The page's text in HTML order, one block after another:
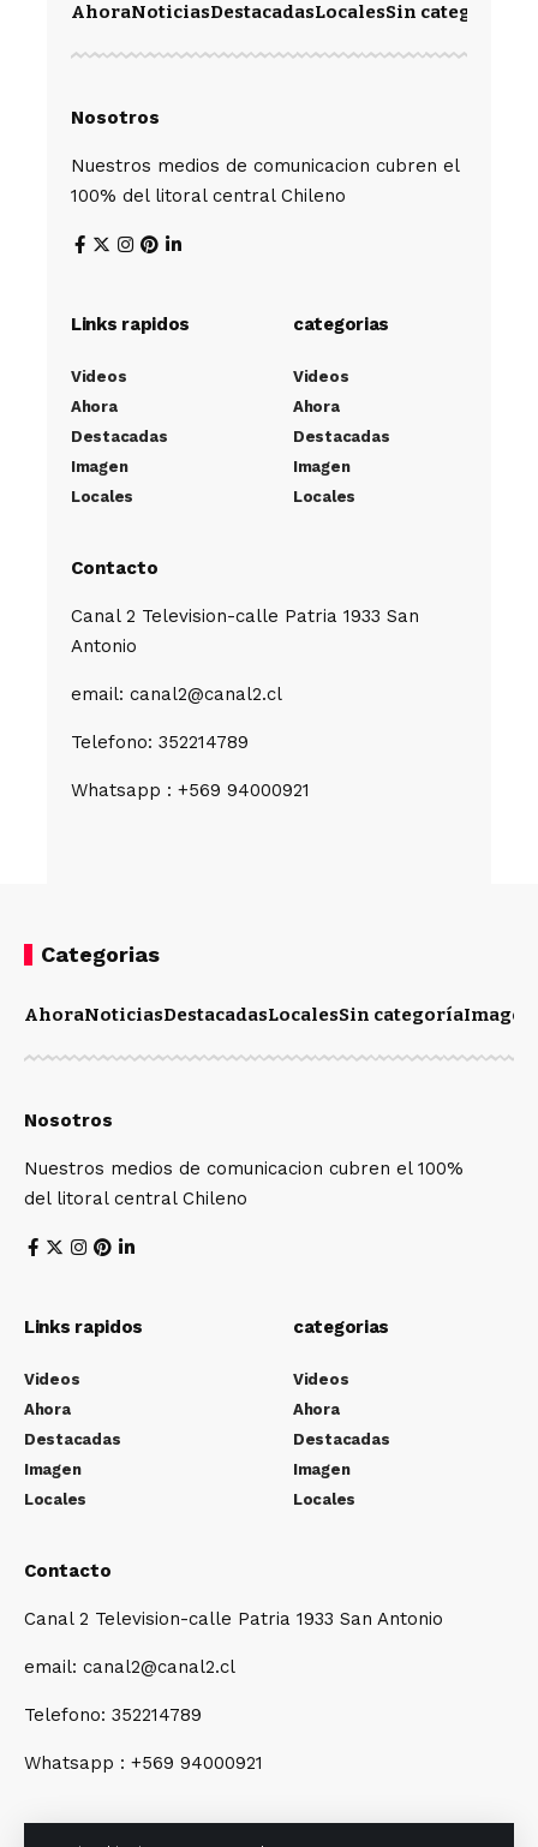
AhoraNoticiasDestacadasLocalesSin categoría
Nosotros
Nuestros medios de comunicacion cubren el
100% del litoral central Chileno
Links rapidos
Videos
Ahora
Destacadas
Imagen
Locales
categorias
Videos
Ahora
Destacadas
Imagen
Locales
Contacto
Canal 2 Television-calle Patria 1933 San
Antonio
email: canal2@canal2.cl
Telefono: 352214789
Whatsapp : +569 94000921
Categorias
AhoraNoticiasDestacadasLocalesSin categoríaImagen
Nosotros
Nuestros medios de comunicacion cubren el 100%
del litoral central Chileno
Links rapidos
Videos
Ahora
Destacadas
Imagen
Locales
categorias
Videos
Ahora
Destacadas
Imagen
Locales
Contacto
Canal 2 Television-calle Patria 1933 San Antonio
email: canal2@canal2.cl
Telefono: 352214789
Whatsapp : +569 94000921